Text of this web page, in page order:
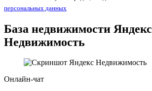
персональных данных
База недвижимости Яндекс
Недвижимость
Онлайн-чат